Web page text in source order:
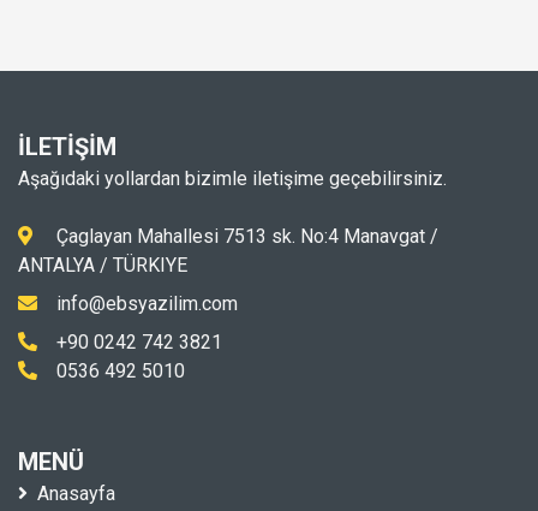
İLETİŞİM
Aşağıdaki yollardan bizimle iletişime geçebilirsiniz.
Çaglayan Mahallesi 7513 sk. No:4 Manavgat /
ANTALYA / TÜRKIYE
info@ebsyazilim.com
+90 0242 742 3821
0536 492 5010
MENÜ
Anasayfa